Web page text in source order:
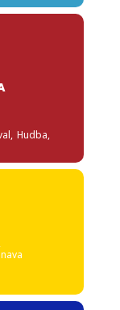
Hudba,